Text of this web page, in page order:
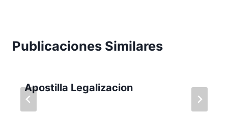
Publicaciones Similares
Apostilla Legalizacion